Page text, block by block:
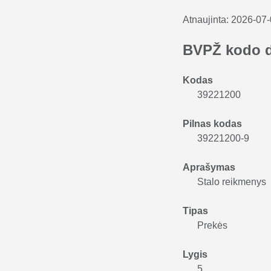
Atnaujinta: 2026-
BVPŽ kodo
Kodas
39221200
Pilnas kodas
39221200-9
Aprašymas
Stalo reikmenys
Tipas
Prekės
Lygis
5